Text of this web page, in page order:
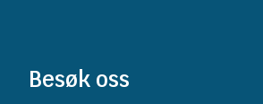
Besøk oss